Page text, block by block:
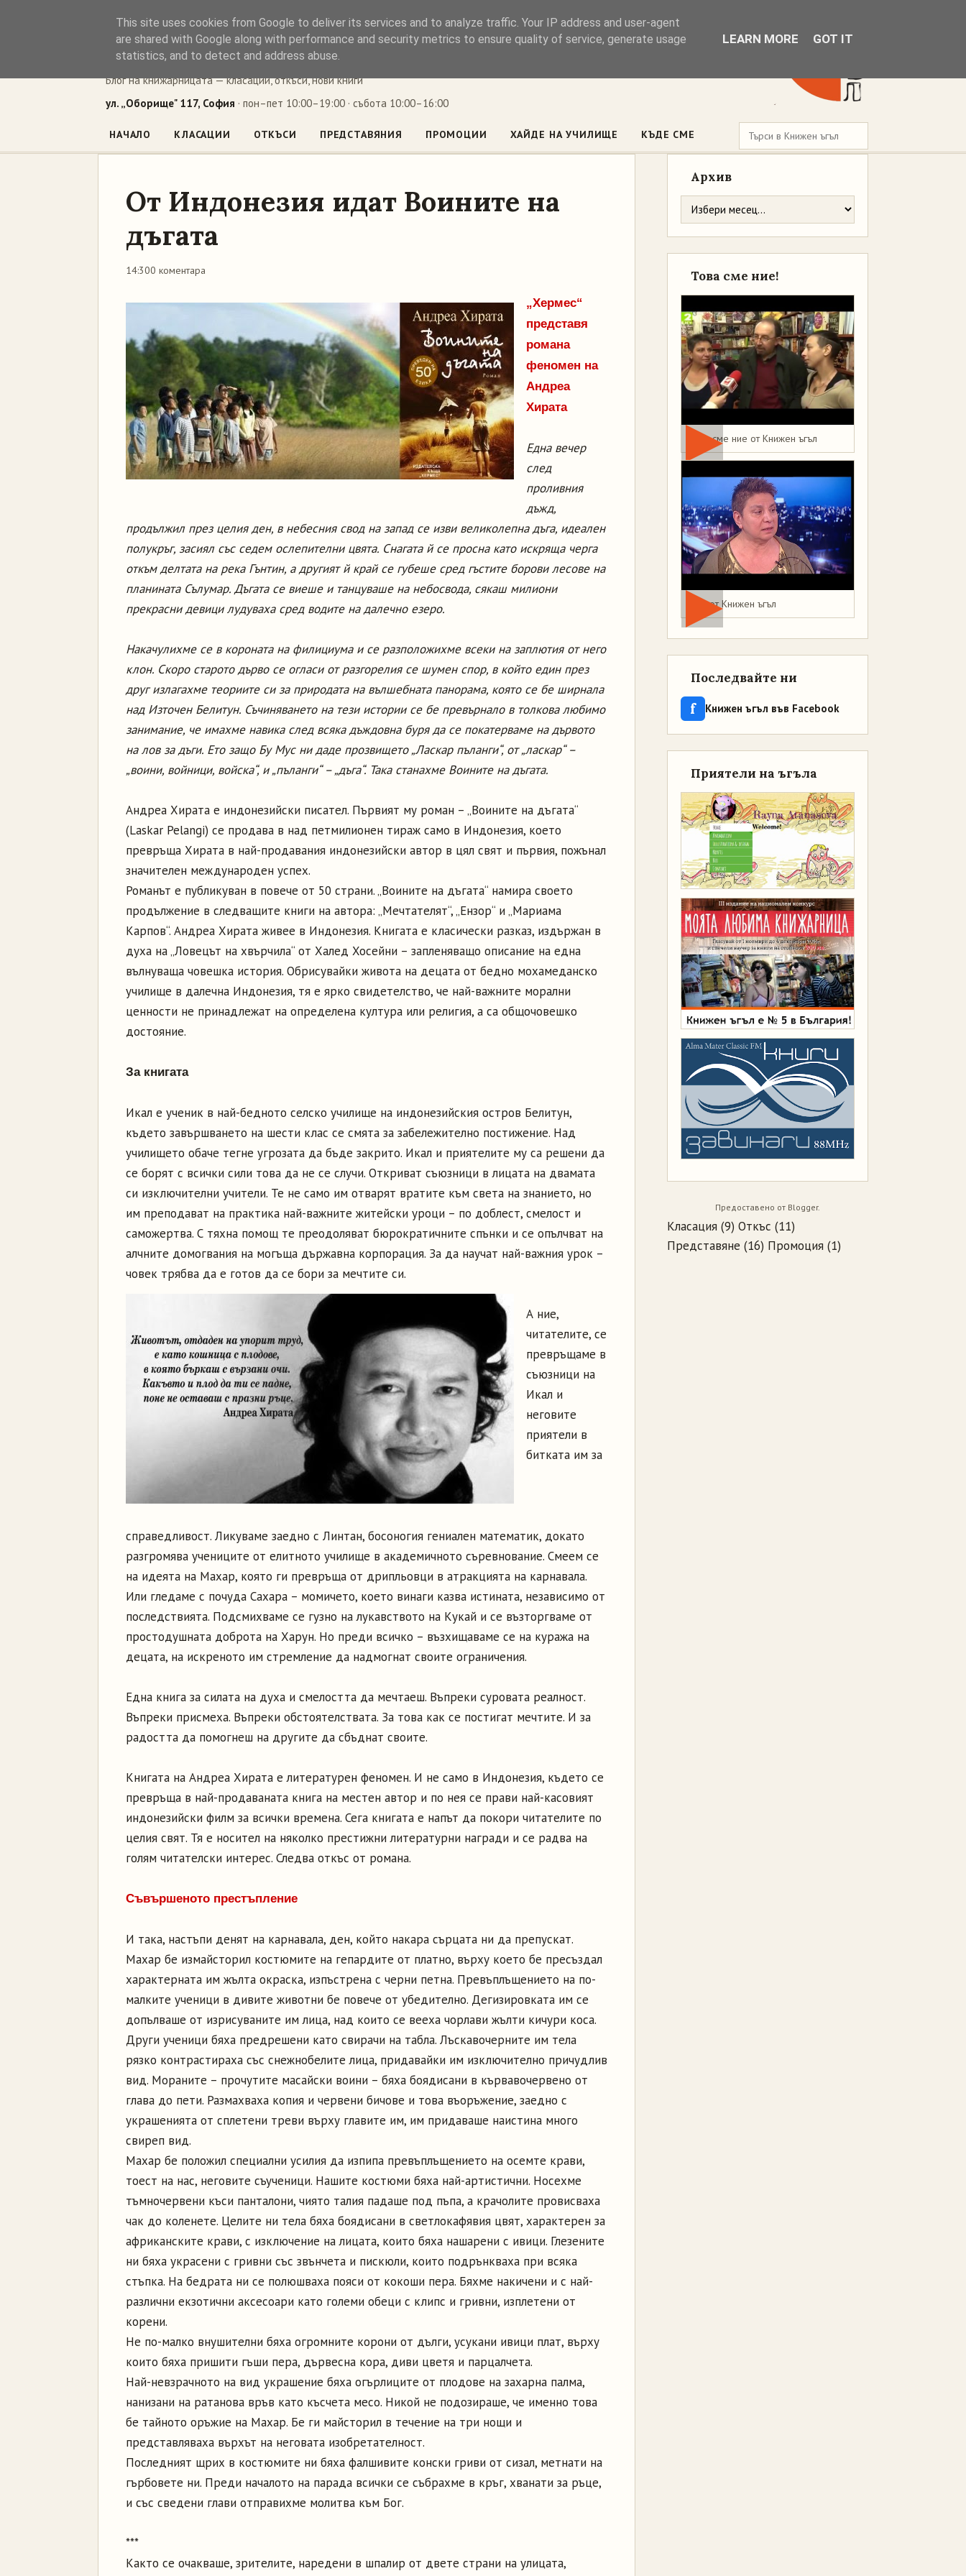
Книжен ъгъл
Блог на книжарницата — класации, откъси, нови книги
ул. „Оборище" 117, София · пон–пет 10:00–19:00 · събота 10:00–16:00
НАЧАЛО КЛАСАЦИИ ОТКЪСИ ПРЕДСТАВЯНИЯ ПРОМОЦИИ ХАЙДЕ НА УЧИЛИЩЕ КЪДЕ СМЕ
От Индонезия идат Воините на
дъгата
14:300 коментара
„Хермес“
представя
романа
феномен на
Андреа
Хирата
Една вечер
след
проливния
дъжд,
продължил през целия ден, в небесния свод на запад се изви великолепна дъга, идеален
полукръг, засиял със седем ослепителни цвята. Снагата й се просна като искряща черга
откъм делтата на река Гънтин, а другият й край се губеше сред гъстите борови лесове на
планината Сълумар. Дъгата се виеше и танцуваше на небосвода, сякаш милиони
прекрасни девици лудуваха сред водите на далечно езеро.
Накачулихме се в короната на филициума и се разположихме всеки на заплютия от него
клон. Скоро старото дърво се огласи от разгорелия се шумен спор, в който един през
друг излагахме теориите си за природата на вълшебната панорама, която се бе ширнала
над Източен Белитун. Съчиняването на тези истории се бе превърнало в толкова любимо
занимание, че имахме навика след всяка дъждовна буря да се покатерваме на дървото
на лов за дъги. Ето защо Бу Мус ни даде прозвището „Ласкар пъланги“, от „ласкар“ –
„воини, войници, войска“, и „пъланги“ – „дъга“. Така станахме Воините на дъгата.
Андреа Хирата е индонезийски писател. Първият му роман – „Воините на дъгата“
(Laskar Pelangi) се продава в над петмилионен тираж само в Индонезия, което
превръща Хирата в най-продавания индонезийски автор в цял свят и първия, пожънал
значителен международен успех.
Романът е публикуван в повече от 50 страни. „Воините на дъгата“ намира своето
продължение в следващите книги на автора: „Мечтателят“, „Ензор“ и „Мариама
Карпов“. Андреа Хирата живее в Индонезия. Книгата е класически разказ, издържан в
духа на „Ловецът на хвърчила“ от Халед Хосейни – запленяващо описание на една
вълнуваща човешка история. Обрисувайки живота на децата от бедно мохамеданско
училище в далечна Индонезия, тя е ярко свидетелство, че най-важните морални
ценности не принадлежат на определена култура или религия, а са общочовешко
достояние.
За книгата
Икал е ученик в най-бедното селско училище на индонезийския остров Белитун,
където завършването на шести клас се смята за забележително постижение. Над
училището обаче тегне угрозата да бъде закрито. Икал и приятелите му са решени да
се борят с всички сили това да не се случи. Откриват съюзници в лицата на двамата
си изключителни учители. Те не само им отварят вратите към света на знанието, но
им преподават на практика най-важните житейски уроци – по доблест, смелост и
саможертва. С тяхна помощ те преодоляват бюрократичните спънки и се опълчват на
алчните домогвания на могъща държавна корпорация. За да научат най-важния урок –
човек трябва да е готов да се бори за мечтите си.
А ние,
читателите, се
превръщаме в
съюзници на
Икал и
неговите
приятели в
битката им за
справедливост. Ликуваме заедно с Линтан, босоногия гениален математик, докато
разгромява учениците от елитното училище в академичното съревнование. Смеем се
на идеята на Махар, която ги превръща от дрипльовци в атракцията на карнавала.
Или гледаме с почуда Сахара – момичето, което винаги казва истината, независимо от
последствията. Подсмихваме се гузно на лукавството на Кукай и се възторгваме от
простодушната доброта на Харун. Но преди всичко – възхищаваме се на куража на
децата, на искреното им стремление да надмогнат своите ограничения.
Една книга за силата на духа и смелостта да мечтаеш. Въпреки суровата реалност.
Въпреки присмеха. Въпреки обстоятелствата. За това как се постигат мечтите. И за
радостта да помогнеш на другите да сбъднат своите.
Книгата на Андреа Хирата е литературен феномен. И не само в Индонезия, където се
превръща в най-продаваната книга на местен автор и по нея се прави най-касовият
индонезийски филм за всички времена. Сега книгата е напът да покори читателите по
целия свят. Тя е носител на няколко престижни литературни награди и се радва на
голям читателски интерес. Следва откъс от романа.
Съвършеното престъпление
И така, настъпи денят на карнавала, ден, който накара сърцата ни да препускат.
Махар бе измайсторил костюмите на гепардите от платно, върху което бе пресъздал
характерната им жълта окраска, изпъстрена с черни петна. Превъплъщението на по-
малките ученици в дивите животни бе повече от убедително. Дегизировката им се
допълваше от изрисуваните им лица, над които се вееха чорлави жълти кичури коса.
Други ученици бяха предрешени като свирачи на табла. Лъскавочерните им тела
рязко контрастираха със снежнобелите лица, придавайки им изключително причудлив
вид. Мораните – прочутите масайски воини – бяха боядисани в кървавочервено от
глава до пети. Размахваха копия и червени бичове и това въоръжение, заедно с
украшенията от сплетени треви върху главите им, им придаваше наистина много
свиреп вид.
Махар бе положил специални усилия да изпипа превъплъщението на осемте крави,
тоест на нас, неговите съученици. Нашите костюми бяха най-артистични. Носехме
тъмночервени къси панталони, чиято талия падаше под пъпа, а крачолите провисваха
чак до коленете. Целите ни тела бяха боядисани в светлокафявия цвят, характерен за
африканските крави, с изключение на лицата, които бяха нашарени с ивици. Глезените
ни бяха украсени с гривни със звънчета и пискюли, които подрънкваха при всяка
стъпка. На бедрата ни се полюшваха пояси от кокоши пера. Бяхме накичени и с най-
различни екзотични аксесоари като големи обеци с клипс и гривни, изплетени от
корени.
Не по-малко внушителни бяха огромните корони от дълги, усукани ивици плат, върху
които бяха пришити гъши пера, дървесна кора, диви цветя и парцалчета.
Най-невзрачното на вид украшение бяха огърлиците от плодове на захарна палма,
нанизани на ратанова връв като късчета месо. Никой не подозираше, че именно това
бе тайното оръжие на Махар. Бе ги майсторил в течение на три нощи и
представляваха върхът на неговата изобретателност.
Последният щрих в костюмите ни бяха фалшивите конски гриви от сизал, метнати на
гърбовете ни. Преди началото на парада всички се събрахме в кръг, хванати за ръце,
и със сведени глави отправихме молитва към Бог.
***
Както се очакваше, зрителите, наредени в шпалир от двете страни на улицата,
Архив
Това сме ние!
Това сме ние от Книжен ъгъл
Мая от Книжен ъгъл
Последвайте ни
f Книжен ъгъл във Facebook
Приятели на ъгъла
Предоставено от Blogger.
Класация (9) Откъс (11)
Представяне (16) Промоция (1)
This site uses cookies from Google to deliver its services and to analyze traffic. Your IP address and user-agent
are shared with Google along with performance and security metrics to ensure quality of service, generate usage
statistics, and to detect and address abuse.
LEARN MORE GOT IT